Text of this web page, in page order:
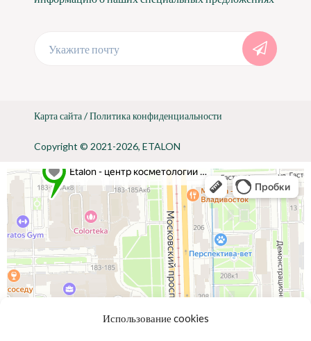
Использование cookies
Укажите почту
Copyright © 2021-2026, ETALON
Карта сайта/Политика конфиденциальности